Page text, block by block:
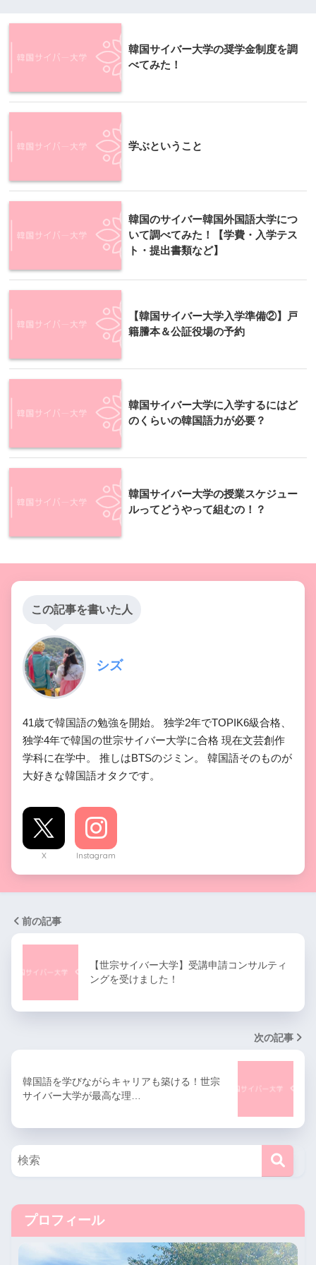
韓国サイバー大学の奨学金制度を調
べてみた！
学ぶということ
韓国のサイバー韓国外国語大学につ
いて調べてみた！【学費・入学テス
ト・提出書類など】
【韓国サイバー大学入学準備②】戸
籍謄本＆公証役場の予約
韓国サイバー大学に入学するにはど
のくらいの韓国語力が必要？
韓国サイバー大学の授業スケジュー
ルってどうやって組むの！？
この記事を書いた人
シズ
41歳で韓国語の勉強を開始。 独学2年でTOPIK6級合格、
独学4年で韓国の世宗サイバー大学に合格 現在文芸創作
学科に在学中。 推しはBTSのジミン。 韓国語そのものが
大好きな韓国語オタクです。
X Instagram
前の記事
【世宗サイバー大学】受講申請コンサルティ
ングを受けました！
次の記事
韓国語を学びながらキャリアも築ける！世宗
サイバー大学が最高な理…
プロフィール